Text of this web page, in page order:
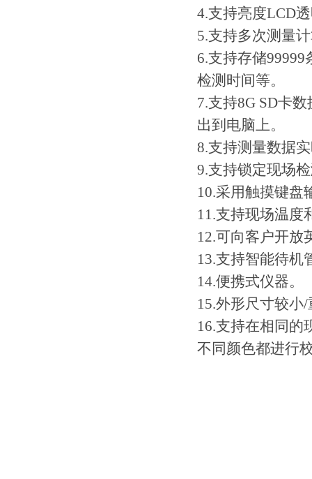
4.支持亮度LCD
5.支持多次测量
6.支持存储
检测时间等。
7.支持8G SD卡
出到电脑上。
8.支持测量数据
9.支持锁定现场
10.采用触摸键盘
11.支持现场温度
12.可向客户开放
13.支持智能待机
14.便携式仪器。
15.外形尺寸较小
16.支持在相同的
不同颜色都进行